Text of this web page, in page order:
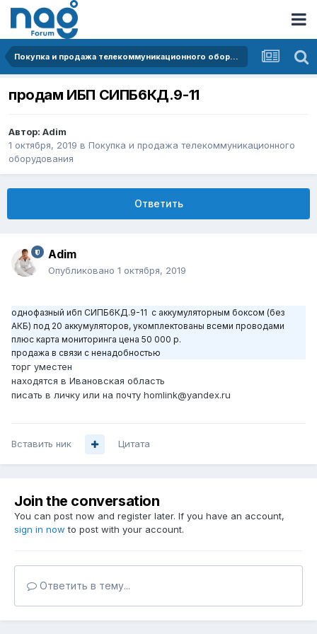
Покупка и продажа телекоммуникационного оборудования
продам ИБП СИПБ6КД.9-11
Автор: Adim
1 октября, 2019 в Покупка и продажа телекоммуникационного
оборудования
Ответить
Adim
Опубликовано 1 октября, 2019
однофазный ибп СИПБ6КД.9-11 с аккумуляторным боксом (без
АКБ) под 20 аккумуляторов, укомплектованы всеми проводами
плюс карта мониторинга цена 50 000 р.
продажа в связи с ненадобностью
торг уместен
находятся в Ивановская область
писать в личку или на почту homlink@yandex.ru
Вставить ник Цитата
Join the conversation
You can post now and register later. If you have an account,
sign in now to post with your account.
Ответить в тему...